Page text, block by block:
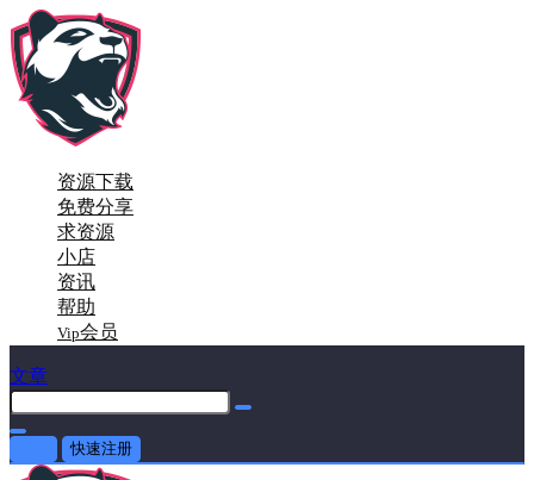
资源下载
免费分享
求资源
小店
资讯
帮助
Vip会员
文章
快速注册